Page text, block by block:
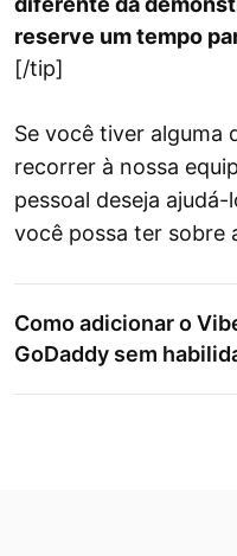
reserve um tempo
[/tip]
Se você tiver alguma
recorrer à nossa
pessoal deseja
você possa ter sobre
Como adicionar o
GoDaddy sem